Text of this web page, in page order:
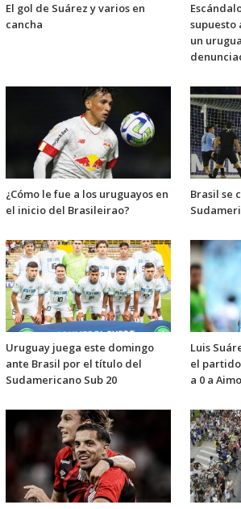
El gol de Suárez y varios en
cancha
supuesto
un
¿Cómo le fue a los uruguayos en
el inicio del Brasileirao?
Brasil se
Uruguay juega este domingo
ante Brasil por el título del
Sudamericano Sub 20
Luis
el
a 0 a